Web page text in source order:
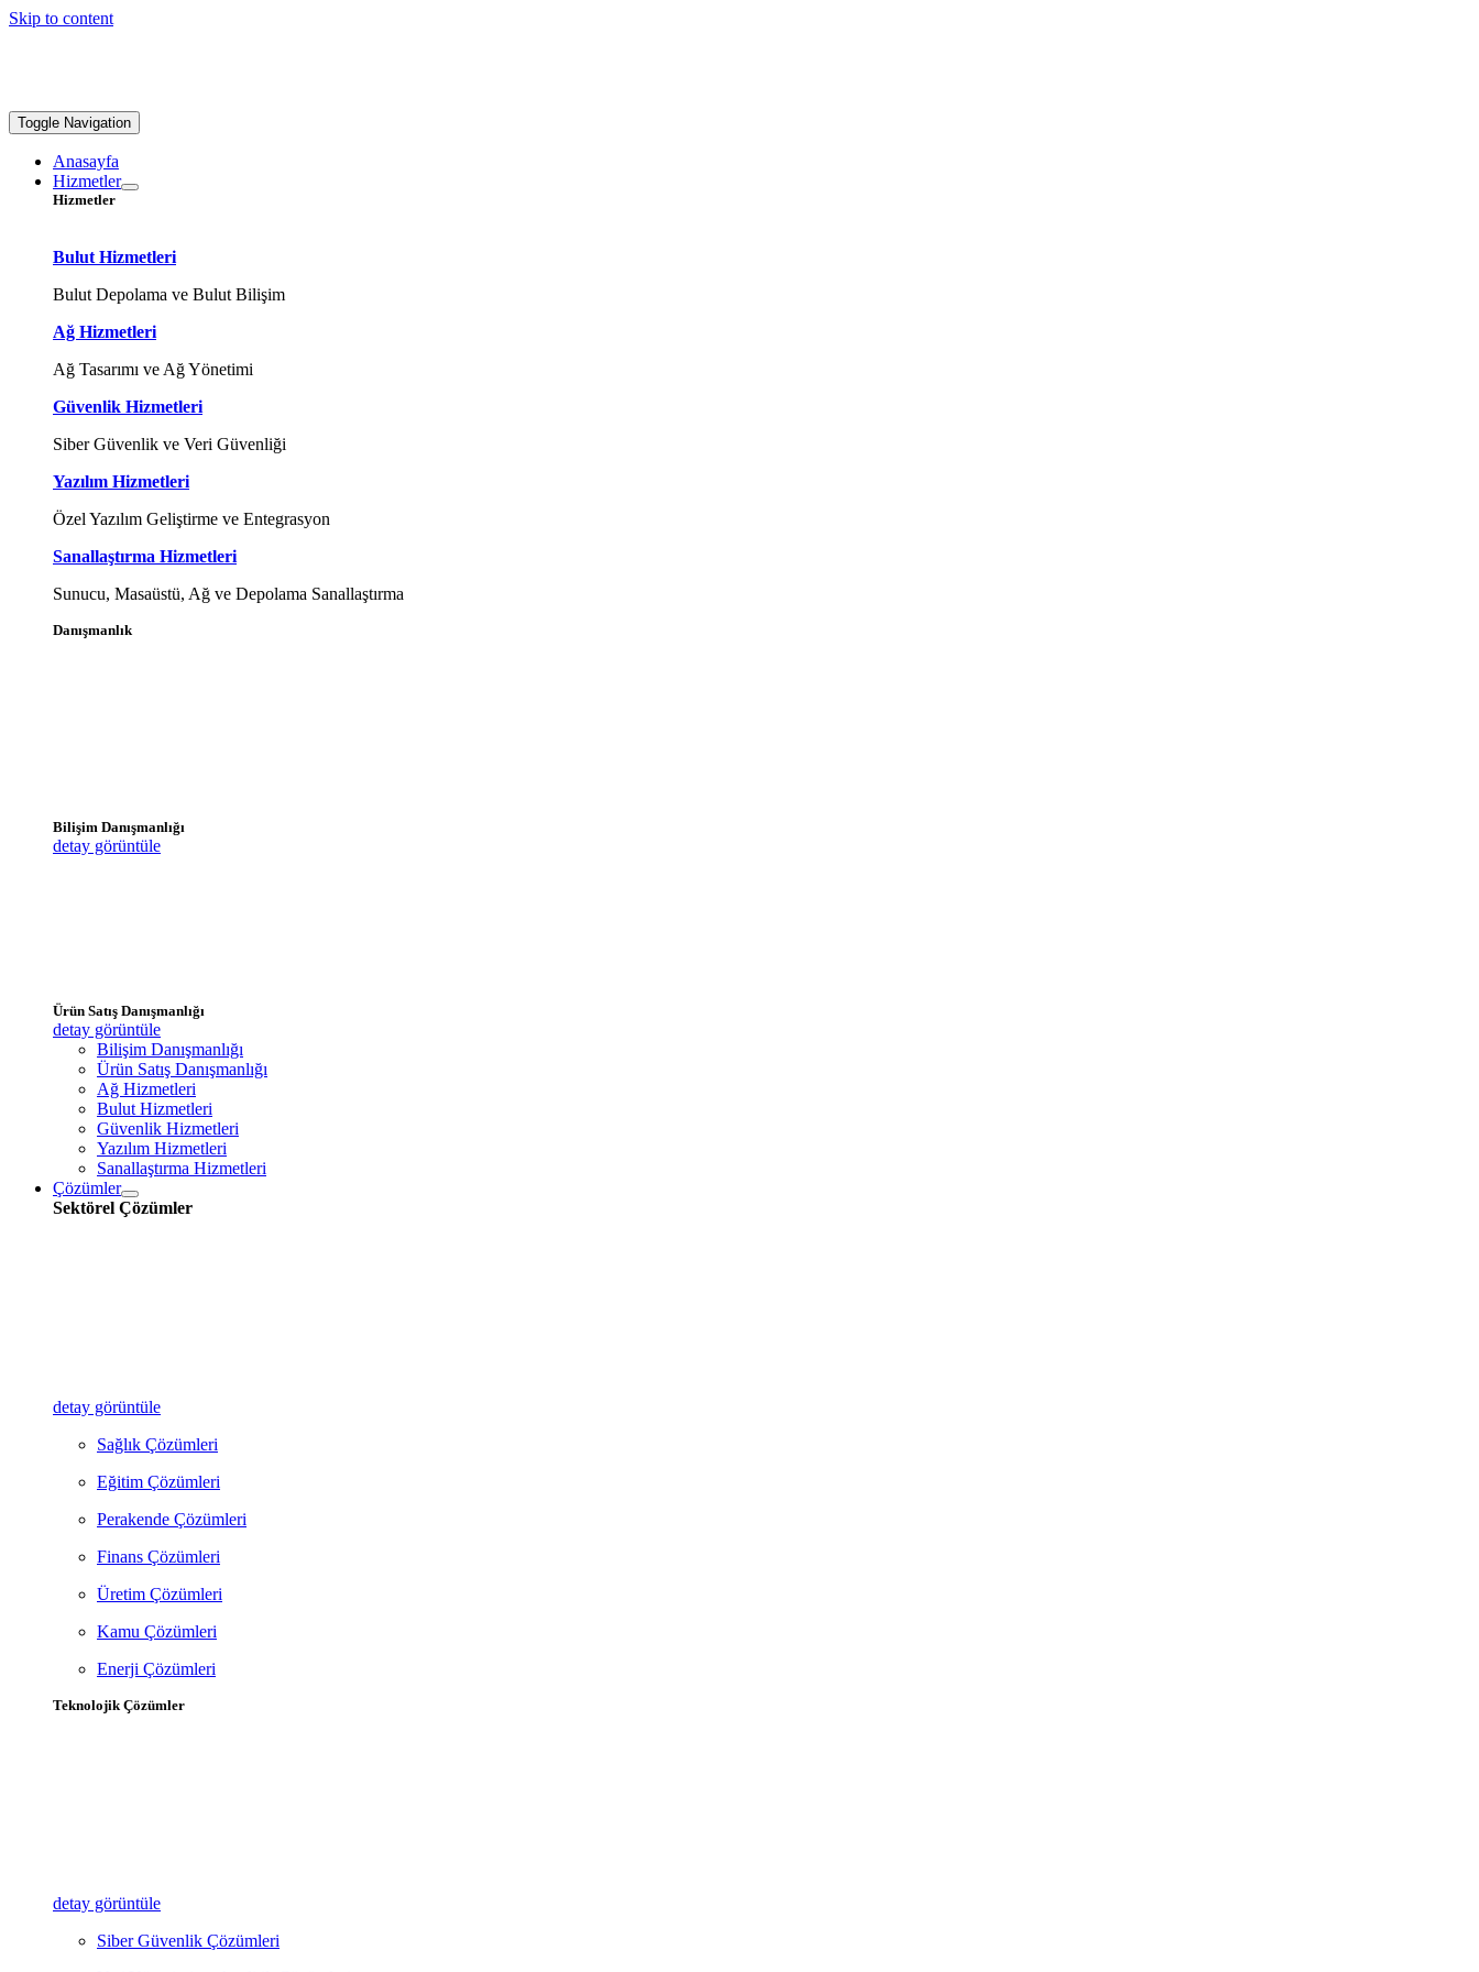
Skip to content
Toggle Navigation
Anasayfa
Hizmetler
Hizmetler
Bulut Hizmetleri
Bulut Depolama ve Bulut Bilişim
Ağ Hizmetleri
Ağ Tasarımı ve Ağ Yönetimi
Güvenlik Hizmetleri
Siber Güvenlik ve Veri Güvenliği
Yazılım Hizmetleri
Özel Yazılım Geliştirme ve Entegrasyon
Sanallaştırma Hizmetleri
Sunucu, Masaüstü, Ağ ve Depolama Sanallaştırma
Danışmanlık
Bilişim Danışmanlığı
detay görüntüle
Ürün Satış Danışmanlığı
detay görüntüle
Bilişim Danışmanlığı
Ürün Satış Danışmanlığı
Ağ Hizmetleri
Bulut Hizmetleri
Güvenlik Hizmetleri
Yazılım Hizmetleri
Sanallaştırma Hizmetleri
Çözümler
Sektörel Çözümler
detay görüntüle
Sağlık Çözümleri
Eğitim Çözümleri
Perakende Çözümleri
Finans Çözümleri
Üretim Çözümleri
Kamu Çözümleri
Enerji Çözümleri
Teknolojik Çözümler
detay görüntüle
Siber Güvenlik Çözümleri